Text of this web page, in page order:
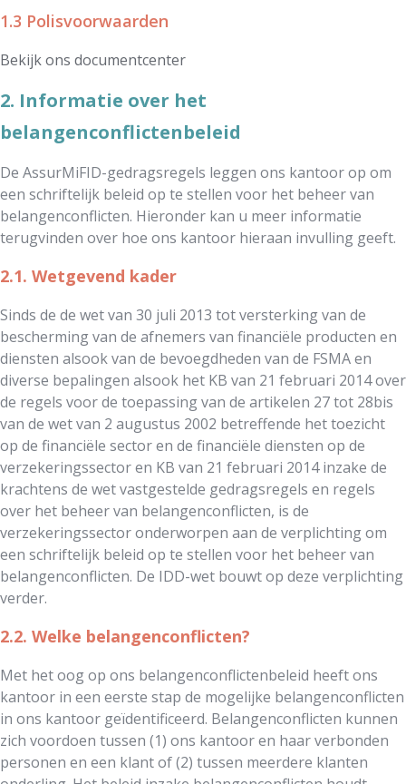
1.3 Polisvoorwaarden
Bekijk ons documentcenter
2. Informatie over het
belangenconflictenbeleid
De AssurMiFID-gedragsregels leggen ons kantoor op om
een schriftelijk beleid op te stellen voor het beheer van
belangenconflicten. Hieronder kan u meer informatie
terugvinden over hoe ons kantoor hieraan invulling geeft.
2.1. Wetgevend kader
Sinds de de wet van 30 juli 2013 tot versterking van de
bescherming van de afnemers van financiële producten en
diensten alsook van de bevoegdheden van de FSMA en
diverse bepalingen alsook het KB van 21 februari 2014 over
de regels voor de toepassing van de artikelen 27 tot 28bis
van de wet van 2 augustus 2002 betreffende het toezicht
op de financiële sector en de financiële diensten op de
verzekeringssector en KB van 21 februari 2014 inzake de
krachtens de wet vastgestelde gedragsregels en regels
over het beheer van belangenconflicten, is de
verzekeringssector onderworpen aan de verplichting om
een schriftelijk beleid op te stellen voor het beheer van
belangenconflicten. De IDD-wet bouwt op deze verplichting
verder.
2.2. Welke belangenconflicten?
Met het oog op ons belangenconflictenbeleid heeft ons
kantoor in een eerste stap de mogelijke belangenconflicten
in ons kantoor geïdentificeerd. Belangenconflicten kunnen
zich voordoen tussen (1) ons kantoor en haar verbonden
personen en een klant of (2) tussen meerdere klanten